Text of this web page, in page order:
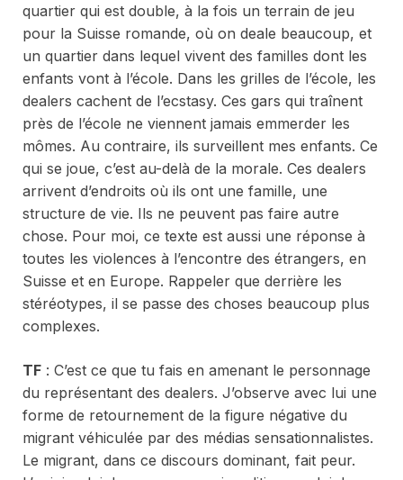
quartier qui est double, à la fois un terrain de jeu
pour la Suisse romande, où on deale beaucoup, et
un quartier dans lequel vivent des familles dont les
enfants vont à l’école. Dans les grilles de l’école, les
dealers cachent de l’ecstasy. Ces gars qui traînent
près de l’école ne viennent jamais emmerder les
mômes. Au contraire, ils surveillent mes enfants. Ce
qui se joue, c’est au-delà de la morale. Ces dealers
arrivent d’endroits où ils ont une famille, une
structure de vie. Ils ne peuvent pas faire autre
chose. Pour moi, ce texte est aussi une réponse à
toutes les violences à l’encontre des étrangers, en
Suisse et en Europe. Rappeler que derrière les
stéréotypes, il se passe des choses beaucoup plus
complexes.
TF : C’est ce que tu fais en amenant le personnage
du représentant des dealers. J’observe avec lui une
forme de retournement de la figure négative du
migrant véhiculée par des médias sensationnalistes.
Le migrant, dans ce discours dominant, fait peur.